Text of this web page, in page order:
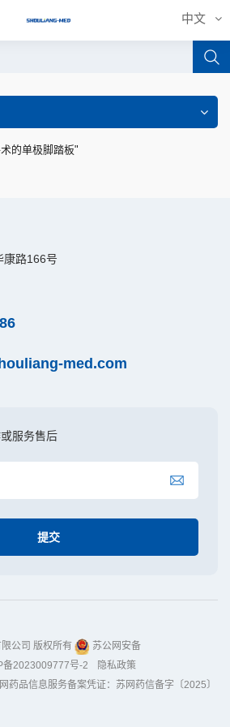
中文
中文
English
的单极脚踏板"
康路166号
med.com
服务售后
公司 版权所有
苏公网安备
备2023009777号-2
隐私政策
药品信息服务备案凭证：苏网药信备字〔2025〕